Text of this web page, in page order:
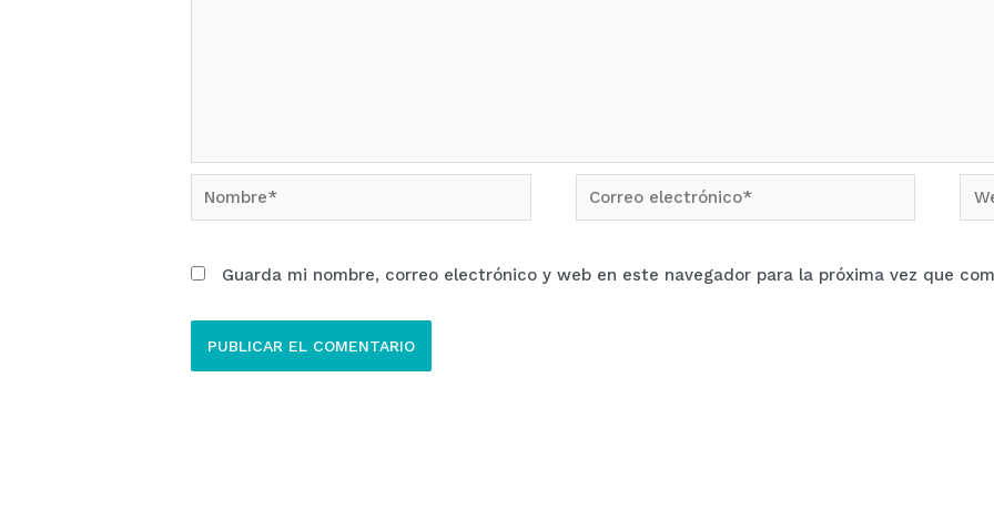
Nombre*
electrónico*
Guarda mi nombre, correo electrónico y web en este navegador para la próxima vez que